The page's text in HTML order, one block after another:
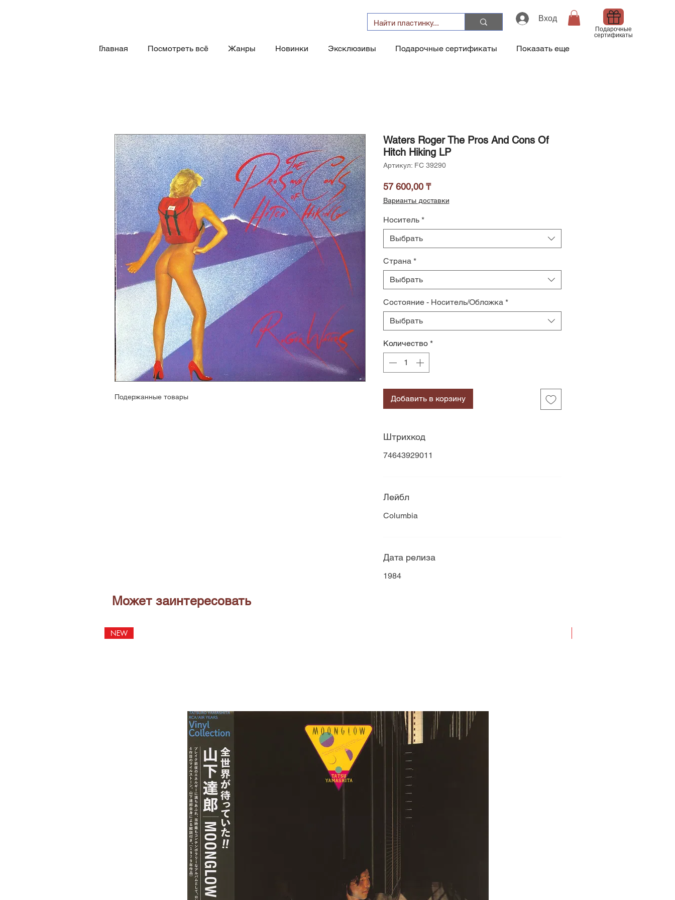
Вход
Подарочные
сертификаты
Главная Посмотреть всё Жанры Новинки Эксклюзивы Подарочные сертификаты Показать еще
Подержанные товары
Waters Roger The Pros And Cons Of
Hitch Hiking LP
Артикул: FC 39290
57 600,00 ₸Цена
Варианты доставки
Носитель *
Выбрать
Страна *
Выбрать
Состояние - Носитель/Обложка *
Выбрать
Количество *
Добавить в корзину
Штрихкод
74643929011
Лейбл
Columbia
Дата релиза
1984
Может заинтересовать
NEW